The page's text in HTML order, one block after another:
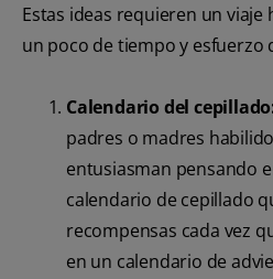
Estas ideas requieren un viaje
un poco de tiempo y esfuerzo
Calendario del
padres o madres
entusiasman pensando
calendario de cepillado
recompensas cada vez
en un calendario de